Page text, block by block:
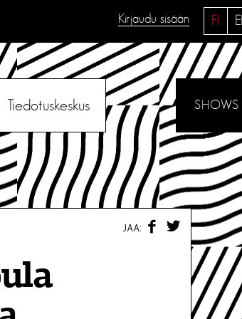
FI
Kirjaudu sisään
Tiedotuskeskus SHOWS
JAA:
F
W